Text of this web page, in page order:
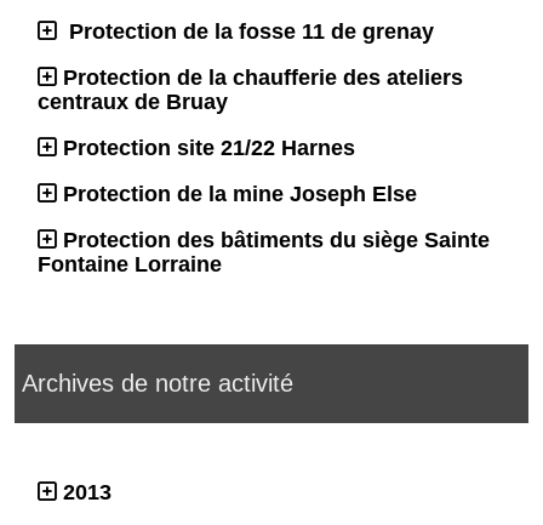
Protection de la fosse 11 de grenay
Protection de la chaufferie des ateliers
centraux de Bruay
Protection site 21/22 Harnes
Protection de la mine Joseph Else
Protection des bâtiments du siège Sainte
Fontaine Lorraine
Archives de notre activité
2013